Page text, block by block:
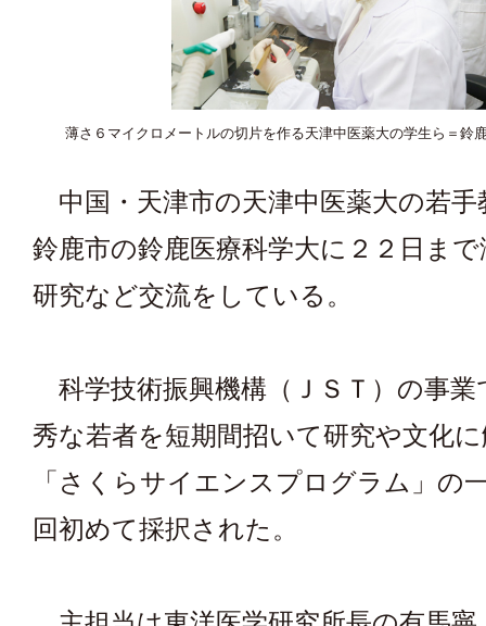
薄さ６マイクロメートルの切片を作る天津中医薬大の学生ら＝鈴
中国・天津市の天津中医薬大の若手
鈴鹿市の鈴鹿医療科学大に２２日ま
研究など交流をしている。
科学技術振興機構（ＪＳＴ）の事業
秀な若者を短期間招いて研究や文化
「さくらサイエンスプログラム」の
回初めて採択された。